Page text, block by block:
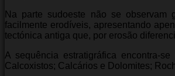
Na parte sudoeste não se observam
facilmente erodíveis, apresentando
tectónica antiga que, por erosão
A sequência estratigráfica encontra-
Calcoxistos; Calcários e Dolomites;